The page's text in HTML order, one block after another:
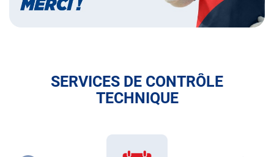
SERVICES DE CONTRÔLE
TECHNIQUE